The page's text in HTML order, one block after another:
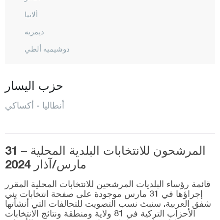
ألانيا
ديمريه
دوشيميه ألطي
فينيك
غازي باشا
إيبرادي
كاش
كيمير
كيبيز
كونيا ألطي
حزب اليسار
أنطاليا - أكساكي
المرشحون للانتخابات البلدية المحلية – 31
مارس/آذار 2024
قائمة رؤساء البلديات المرشحين للانتخابات المحلية المقرر
إجراؤها في 31 مارس موجودة على صفحة انتخابات يني
شفق العربية. سنبث نسب التصويت للتحالفات التي أنشأتها
الأحزاب التركية في 81 ولاية ومنطقة ونتائج الانتخابات